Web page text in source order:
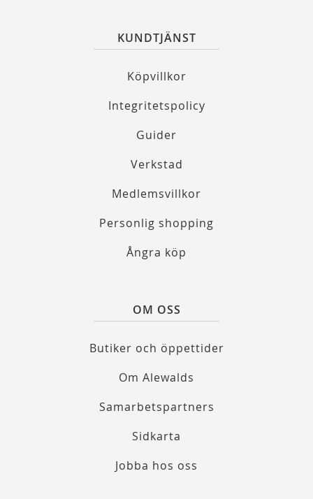
KUNDTJÄNST
Köpvillkor
Integritetspolicy
Guider
Verkstad
Medlemsvillkor
Personlig shopping
Ångra köp
OM OSS
Butiker och öppettider
Om Alewalds
Samarbetspartners
Sidkarta
Jobba hos oss